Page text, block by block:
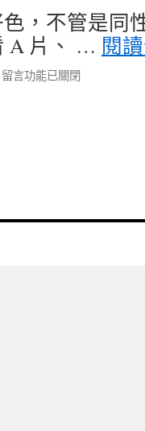
，不管是同
A 片、 … 閱
在
留言功能已關閉